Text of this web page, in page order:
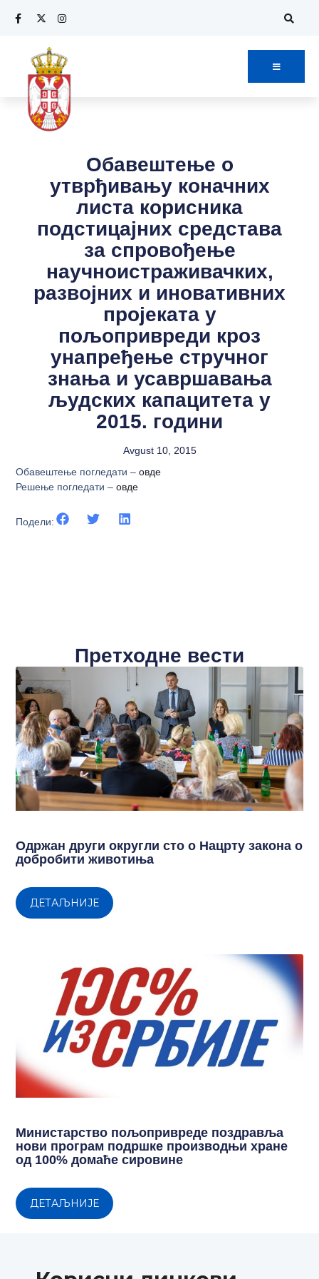
Обавештење о
утврђивању коначних
листа корисника
подстицајних средстава
за спровођење
научноистраживачких,
развојних и иновативних
пројеката у
пољопривреди кроз
унапређење стручног
знања и усавршавања
људских капацитета у
2015. години
Avgust 10, 2015
Обавештење погледати –овде
Решење погледати –овде
Подели:
Претходне вести
Одржан други округли сто о Нацрту закона о
добробити животиња
ДЕТАЉНИЈЕ
Министарство пољопривреде поздравља
нови програм подршке производњи хране
од 100% домаће сировине
ДЕТАЉНИЈЕ